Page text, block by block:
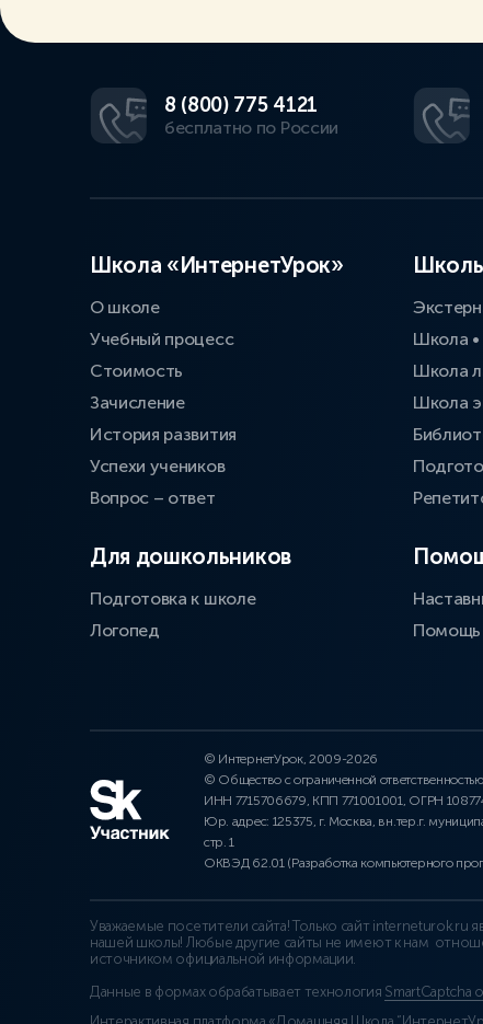
8 (800) 775 4121
бесплатно по России
Школа «ИнтернетУрок»
О школе
Учебный процесс
Стоимость
Зачисление
История развития
Успехи учеников
Вопрос – ответ
Для дошкольников
Подготовка к школе
Логопед
Школа •
Школа
Школа
Помощь
© ИнтернетУрок, 2009-2026
© Общество с ограниченной
ИНН 7715706679, КПП 771001001, ОГРН
Юр. адрес: 125375, г. Москва, вн.тер.г.
стр. 1
ОКВЭД 62.01 (Разработка компьютерного
Уважаемые посетители сайта! Только сайт interneturok.ru
нашей школы! Любые другие сайты не имеют к нам
источником официальной информации.
Данные в формах обрабатывает технология SmartCaptcha